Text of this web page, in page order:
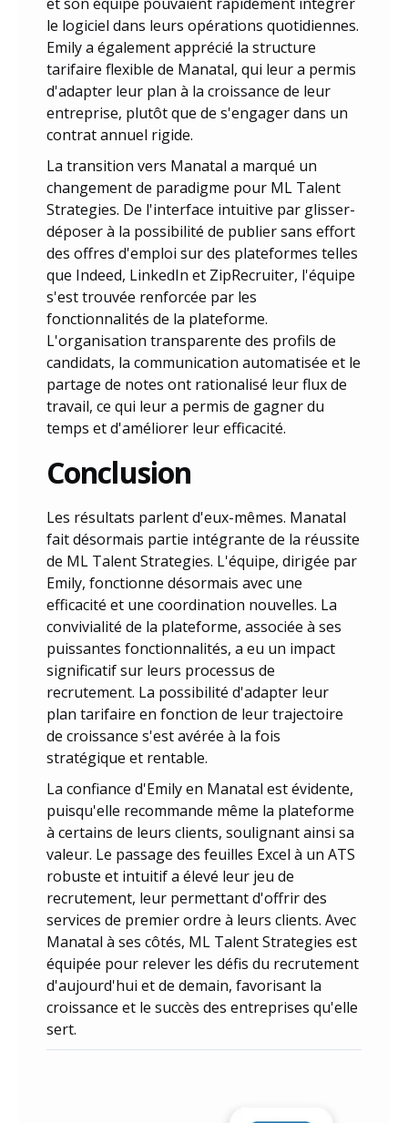
le logiciel dans leurs opérations quotidiennes.
Emily a également apprécié la structure
tarifaire flexible de Manatal, qui leur a permis
d'adapter leur plan à la croissance de leur
entreprise, plutôt que de s'engager dans un
contrat annuel rigide.
La transition vers Manatal a marqué un
changement de paradigme pour ML Talent
Strategies. De l'interface intuitive par glisser-
déposer à la possibilité de publier sans effort
des offres d'emploi sur des plateformes telles
que Indeed, LinkedIn et ZipRecruiter, l'équipe
s'est trouvée renforcée par les
fonctionnalités de la plateforme.
L'organisation transparente des profils de
candidats, la communication automatisée et le
partage de notes ont rationalisé leur flux de
travail, ce qui leur a permis de gagner du
temps et d'améliorer leur efficacité.
Conclusion
Les résultats parlent d'eux-mêmes. Manatal
fait désormais partie intégrante de la réussite
de ML Talent Strategies. L'équipe, dirigée par
Emily, fonctionne désormais avec une
efficacité et une coordination nouvelles. La
convivialité de la plateforme, associée à ses
puissantes fonctionnalités, a eu un impact
significatif sur leurs processus de
recrutement. La possibilité d'adapter leur
plan tarifaire en fonction de leur trajectoire
de croissance s'est avérée à la fois
stratégique et rentable.
La confiance d'Emily en Manatal est évidente,
puisqu'elle recommande même la plateforme
à certains de leurs clients, soulignant ainsi sa
valeur. Le passage des feuilles Excel à un ATS
robuste et intuitif a élevé leur jeu de
recrutement, leur permettant d'offrir des
services de premier ordre à leurs clients. Avec
Manatal à ses côtés, ML Talent Strategies est
équipée pour relever les défis du recrutement
d'aujourd'hui et de demain, favorisant la
croissance et le succès des entreprises qu'elle
sert.